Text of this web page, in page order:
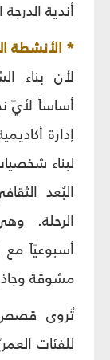
أندية
* الأنشطة
لأن بناء
أساساً لأيّ
إدارة
لبناء
البُعد
الرحلة.
أسبوعيّاً
مشوقة
تُروى قصص
للفئات